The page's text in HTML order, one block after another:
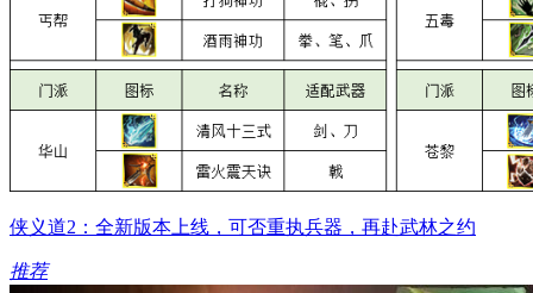
侠义道2：全新版本上线，可否重执兵器，再赴武林之约
推荐